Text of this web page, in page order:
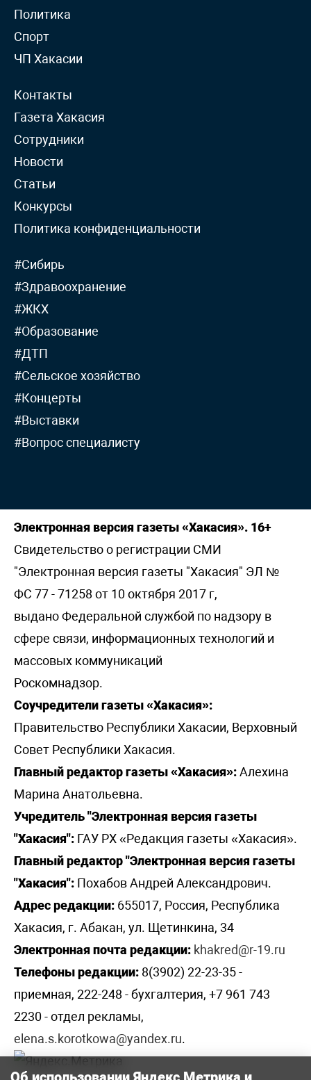
Политика
Спорт
ЧП Хакасии
Контакты
Газета Хакасия
Сотрудники
Новости
Статьи
Конкурсы
Политика конфиденциальности
#Сибирь
#Здравоохранение
#ЖКХ
#Образование
#ДТП
#Сельское хозяйство
#Концерты
#Выставки
#Вопрос специалисту
Электронная версия газеты «Хакасия». 16+
Свидетельство о регистрации СМИ
"Электронная версия газеты "Хакасия" ЭЛ №
ФС 77 - 71258 от 10 октября 2017 г,
выдано Федеральной службой по надзору в
сфере связи, информационных технологий и
массовых коммуникаций
Роскомнадзор.
Соучредители газеты «Хакасия»:
Правительство Республики Хакасии, Верховный
Совет Республики Хакасия.
Главный редактор газеты «Хакасия»:Алехина
Марина Анатольевна.
Учредитель "Электронная версия газеты
"Хакасия": ГАУ РХ «Редакция газеты «Хакасия».
Главный редактор "Электронная версия газеты
"Хакасия": Похабов Андрей Александрович.
Адрес редакции: 655017, Россия, Республика
Хакасия, г. Абакан, ул. Щетинкина, 34
Электронная почта редакции: khakred@r-19.ru
Телефоны редакции: 8(3902) 22-23-35 -
приемная, 222-248 - бухгалтерия, +7 961 743
2230 - отдел рекламы,
elena.s.korotkowa@yandex.ru.